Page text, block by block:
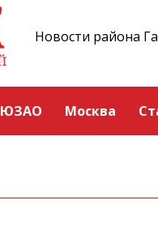
Новости района
ЮЗАО Москва